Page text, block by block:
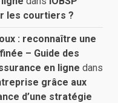
les courtiers ?
: reconnaître une
– Guide des
en ligne dans
grâce aux
d’une stratégie